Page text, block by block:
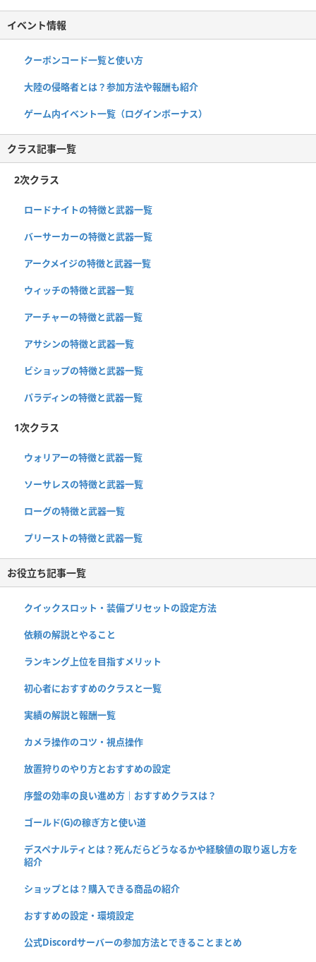
イベント情報
クーポンコード一覧と使い方
大陸の侵略者とは？参加方法や報酬も紹介
ゲーム内イベント一覧（ログインボーナス）
クラス記事一覧
2次クラス
ロードナイトの特徴と武器一覧
バーサーカーの特徴と武器一覧
アークメイジの特徴と武器一覧
ウィッチの特徴と武器一覧
アーチャーの特徴と武器一覧
アサシンの特徴と武器一覧
ビショップの特徴と武器一覧
パラディンの特徴と武器一覧
1次クラス
ウォリアーの特徴と武器一覧
ソーサレスの特徴と武器一覧
ローグの特徴と武器一覧
プリーストの特徴と武器一覧
お役立ち記事一覧
クイックスロット・装備プリセットの設定方法
依頼の解説とやること
ランキング上位を目指すメリット
初心者におすすめのクラスと一覧
実績の解説と報酬一覧
カメラ操作のコツ・視点操作
放置狩りのやり方とおすすめの設定
序盤の効率の良い進め方｜おすすめクラスは？
ゴールド(G)の稼ぎ方と使い道
デスペナルティとは？死んだらどうなるかや経験値の取り返し方を
紹介
ショップとは？購入できる商品の紹介
おすすめの設定・環境設定
公式Discordサーバーの参加方法とできることまとめ